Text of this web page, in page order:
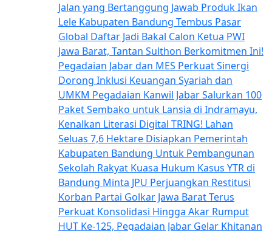
Jalan yang Bertanggung Jawab Produk Ikan
Lele Kabupaten Bandung Tembus Pasar
Global Daftar Jadi Bakal Calon Ketua PWI
Jawa Barat, Tantan Sulthon Berkomitmen Ini!
Pegadaian Jabar dan MES Perkuat Sinergi
Dorong Inklusi Keuangan Syariah dan
UMKM Pegadaian Kanwil Jabar Salurkan 100
Paket Sembako untuk Lansia di Indramayu,
Kenalkan Literasi Digital TRING! Lahan
Seluas 7,6 Hektare Disiapkan Pemerintah
Kabupaten Bandung Untuk Pembangunan
Sekolah Rakyat Kuasa Hukum Kasus YTR di
Bandung Minta JPU Perjuangkan Restitusi
Korban Partai Golkar Jawa Barat Terus
Perkuat Konsolidasi Hingga Akar Rumput
HUT Ke-125, Pegadaian Jabar Gelar Khitanan